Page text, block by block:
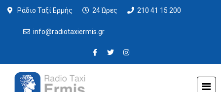
Ράδιο Ταξί Ερμής 24 Ώρες 210 41 15 200
info@radiotaxiermis.gr